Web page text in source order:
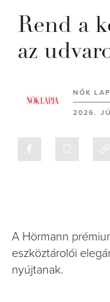
Rend a
az
NŐK
2026.
A Hörmann
eszköztárolói
nyújtanak.